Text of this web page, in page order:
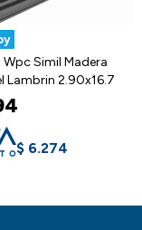
Panel Divisor
Ambientes 2,4 x